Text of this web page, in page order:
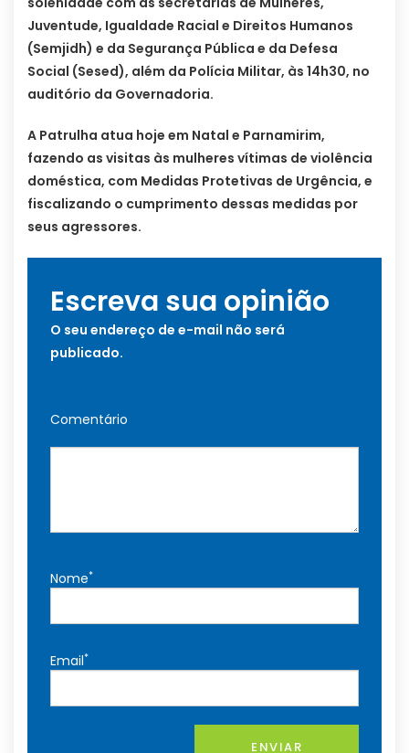
Juventude, Igualdade Racial e Direitos Humanos
(Semjidh) e da Segurança Pública e da Defesa
Social (Sesed), além da Polícia Militar, às 14h30, no
auditório da Governadoria.
A Patrulha atua hoje em Natal e Parnamirim,
fazendo as visitas às mulheres vítimas de violência
doméstica, com Medidas Protetivas de Urgência, e
fiscalizando o cumprimento dessas medidas por
seus agressores.
Escreva sua opinião
O seu endereço de e-mail não será
publicado.
Comentário
Nome*
Email*
ENVIAR